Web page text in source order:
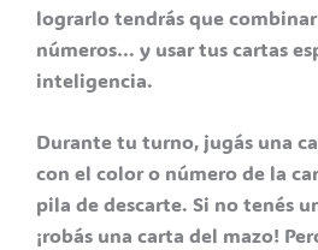
lograrlo tendrás que
números… y usar tus cartas
inteligencia.
Durante tu turno, jugás una
con el color o número de la
pila de descarte. Si no tenés
¡robás una carta del mazo!